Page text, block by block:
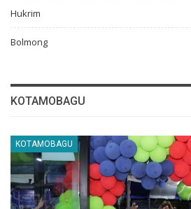
Hukrim
Bolmong
KOTAMOBAGU
KOTAMOBAGU